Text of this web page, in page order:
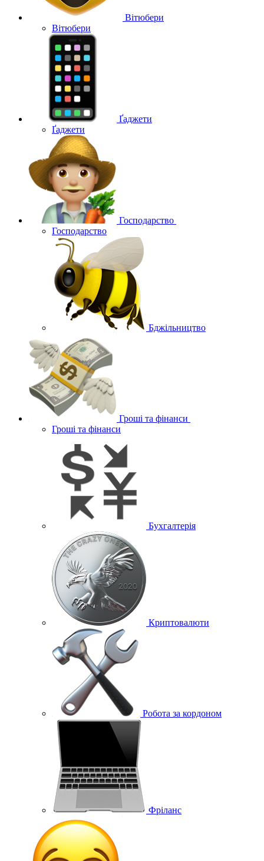
Вітюбери
Вітюбери
Ґаджети
Ґаджети
Господарство
Господарство
Бджільництво
Гроші та фінанси
Гроші та фінанси
Бухгалтерія
Криптовалюти
Робота за кордоном
Фріланс